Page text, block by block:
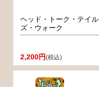
ヘッド・トーク・テイル
ズ・ウォーク
2,200円(税込)